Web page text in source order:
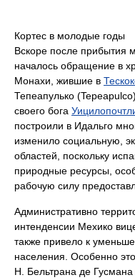
Кортес в молодые годы
Вскоре после прибытия
началось обращение в
Монахи, жившие в
Тепеапулько
своего бога
построили в Идальго
изменило социальную,
областей, поскольку
природные ресурсы,
рабочую силу
Административно
интенденсии Мехико
также привело к
населения. Особенно
Н. Бельтрана де